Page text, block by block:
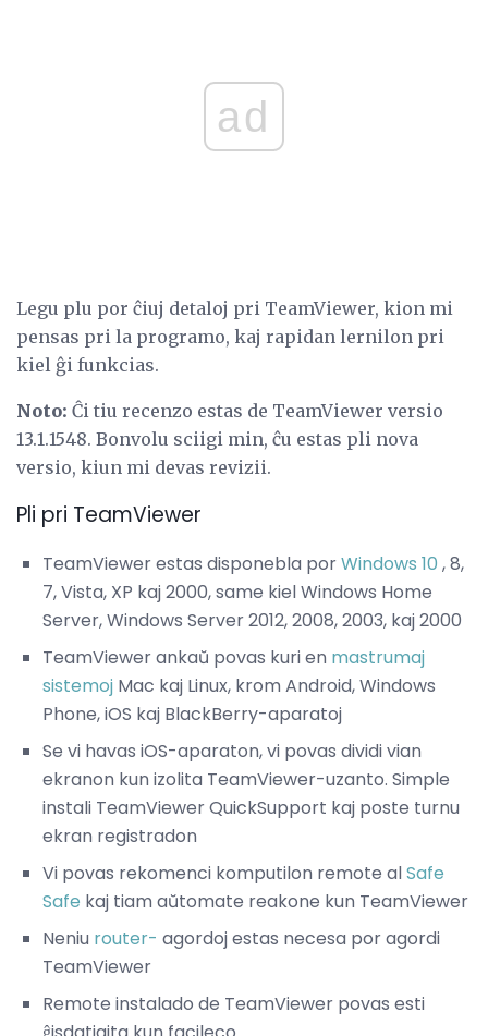
ad
Legu plu por ĉiuj detaloj pri TeamViewer, kion mi
pensas pri la programo, kaj rapidan lernilon pri
kiel ĝi funkcias.
Noto: Ĉi tiu recenzo estas de TeamViewer versio
13.1.1548. Bonvolu sciigi min, ĉu estas pli nova
versio, kiun mi devas revizii.
Pli pri TeamViewer
TeamViewer estas disponebla porWindows 10 , 8,
7, Vista, XP kaj 2000, same kiel Windows Home
Server, Windows Server 2012, 2008, 2003, kaj 2000
TeamViewer ankaŭ povas kuri en mastrumaj
sistemoj Mac kaj Linux, krom Android, Windows
Phone, iOS kaj BlackBerry-aparatoj
Se vi havas iOS-aparaton, vi povas dividi vian
ekranon kun izolita TeamViewer-uzanto. Simple
instali TeamViewer QuickSupport kaj poste turnu
ekran registradon
Vi povas rekomenci komputilon remote alSafe
Safe kaj tiam aŭtomate reakone kun TeamViewer
Neniu router- agordoj estas necesa por agordi
TeamViewer
Remote instalado de TeamViewer povas esti